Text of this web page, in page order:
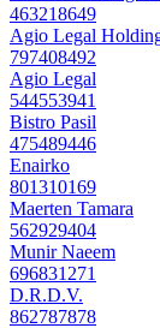
463218649
Agio Legal
797408492
Agio Legal
544553941
Bistro Pasil
475489446
Enairko
801310169
Maerten Tamara
562929404
Munir Naeem
696831271
D.R.D.V.
862787878